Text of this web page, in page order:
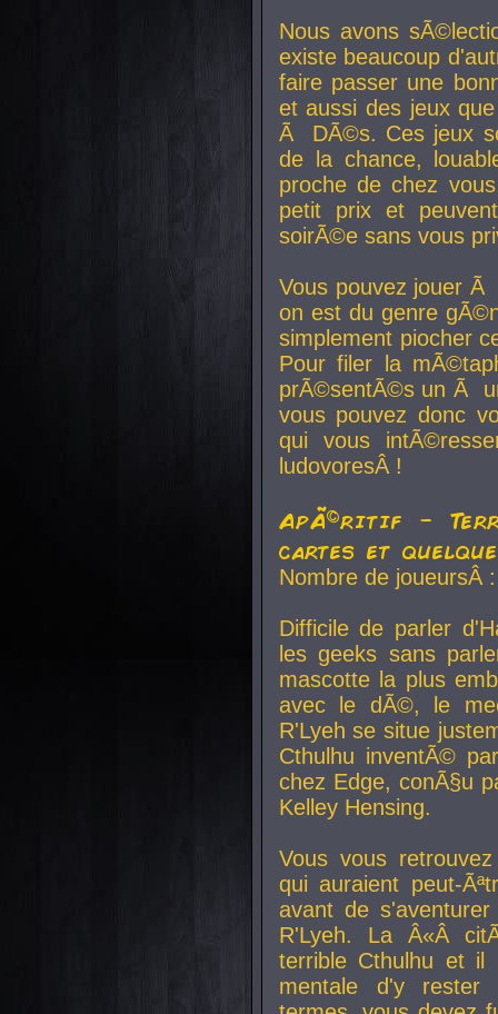
Nous avons
existe beaucoup
faire passer une
et aussi des jeux
Ã DÃ©s. Ces jeux
de la chance,
proche de chez
petit prix et
soirÃ©e sans vous
Vous pouvez jouer
on est du genre
simplement piocher
Pour filer la
prÃ©sentÃ©s un Ã
vous pouvez donc
qui vous
ludovoresÂ !
ApÃ©ritif -
cartes et
Nombre de
Difficile de parler
les geeks sans
mascotte la plus
avec le dÃ©, le
R'Lyeh se situe
Cthulhu inventÃ©
chez Edge, conÃ§u
Kelley Hensing.
Vous vous
qui auraient peut-
avant de
R'Lyeh. La Â«Â
terrible Cthulhu et
mentale d'y rester